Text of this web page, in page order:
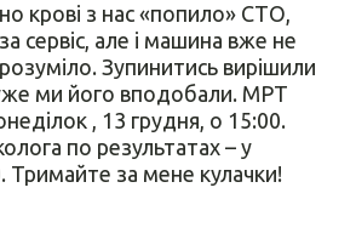
крові з нас «попило» СТО,
сервіс, але і машина вже не
Зупинитись вирішили
ми його вподобали. МРТ
, 13 грудня, о 15:00.
по результатах – у
Тримайте за мене кулачки!